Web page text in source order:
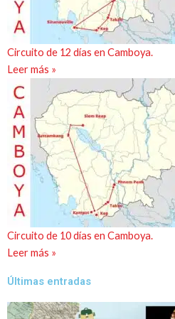
Circuito de 12 días en Camboya.
Leer más »
Circuito de 10 días en Camboya.
Leer más »
Últimas entradas